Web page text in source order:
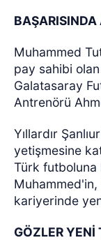
Muhammed
pay sahibi
Galatasaray
Antrenörü
Yıllardır
yetişmesine
Türk futboluna
kariyerinde
GÖZLER